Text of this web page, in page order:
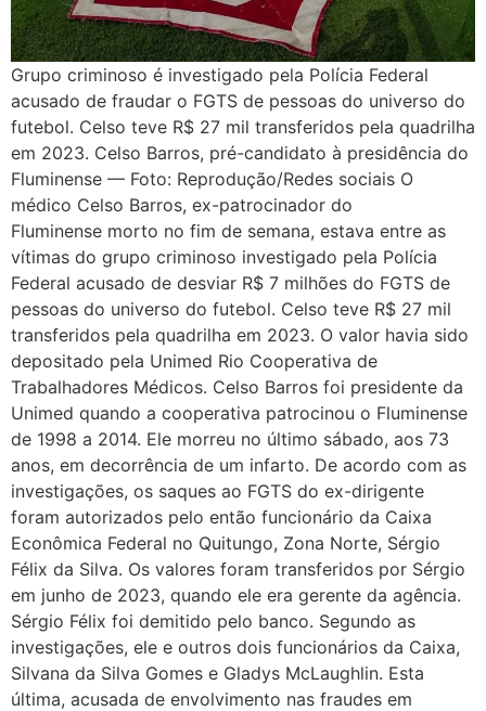
Grupo criminoso é investigado pela Polícia Federal
acusado de fraudar o FGTS de pessoas do universo do
futebol. Celso teve R$ 27 mil transferidos pela quadrilha
em 2023. Celso Barros, pré-candidato à presidência do
Fluminense — Foto: Reprodução/Redes sociais O
médico Celso Barros, ex-patrocinador do
Fluminense morto no fim de semana, estava entre as
vítimas do grupo criminoso investigado pela Polícia
Federal acusado de desviar R$ 7 milhões do FGTS de
pessoas do universo do futebol. Celso teve R$ 27 mil
transferidos pela quadrilha em 2023. O valor havia sido
depositado pela Unimed Rio Cooperativa de
Trabalhadores Médicos. Celso Barros foi presidente da
Unimed quando a cooperativa patrocinou o Fluminense
de 1998 a 2014. Ele morreu no último sábado, aos 73
anos, em decorrência de um infarto. De acordo com as
investigações, os saques ao FGTS do ex-dirigente
foram autorizados pelo então funcionário da Caixa
Econômica Federal no Quitungo, Zona Norte, Sérgio
Félix da Silva. Os valores foram transferidos por Sérgio
em junho de 2023, quando ele era gerente da agência.
Sérgio Félix foi demitido pelo banco. Segundo as
investigações, ele e outros dois funcionários da Caixa,
Silvana da Silva Gomes e Gladys McLaughlin. Esta
última, acusada de envolvimento nas fraudes em